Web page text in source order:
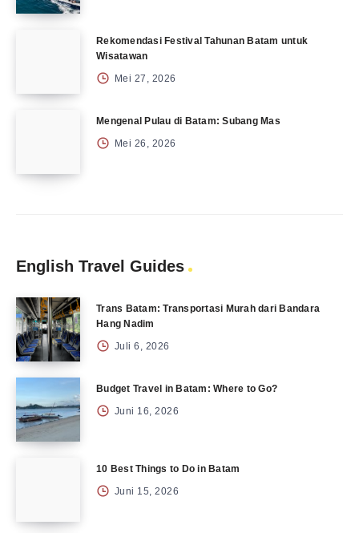
Rekomendasi Festival Tahunan Batam untuk
Wisatawan
Mei 27, 2026
Mengenal Pulau di Batam: Subang Mas
Mei 26, 2026
English Travel Guides
Trans Batam: Transportasi Murah dari Bandara
Hang Nadim
Juli 6, 2026
Budget Travel in Batam: Where to Go?
Juni 16, 2026
10 Best Things to Do in Batam
Juni 15, 2026